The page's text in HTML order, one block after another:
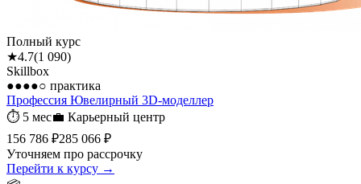
Полный курс
★4.7(1 090)
Skillbox
●●●●○ практика
Профессия Ювелирный 3D-моделлер
⏱ 5 мес💼 Карьерный центр
156 786 ₽285 066 ₽
Уточняем про рассрочку
Перейти к курсу →